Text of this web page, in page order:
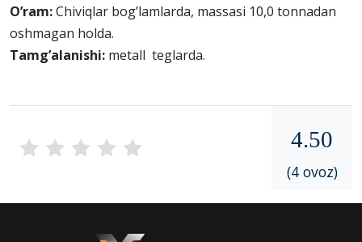
O’ram:Chiviqlar bog’lamlarda, massasi 10,0 tonnadan
oshmagan holda.
Tamg’alanishi: mеtall teglarda.
4.50
(4 ovoz)